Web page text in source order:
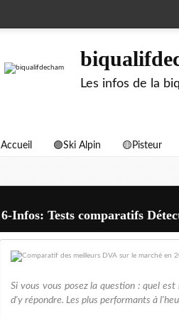
Les infos de la
Accueil 🟣Ski Alpin 🟡Pisteur
6-Infos: Tests comparatifs
Si vous vous posez la question : quel
d'y répondre. Les plus performants à